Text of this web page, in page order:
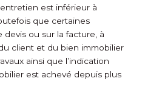
est inférieur à
que certaines
ou sur la facture, à
client et du bien immobilier
ainsi que l’indication
est achevé depuis plus